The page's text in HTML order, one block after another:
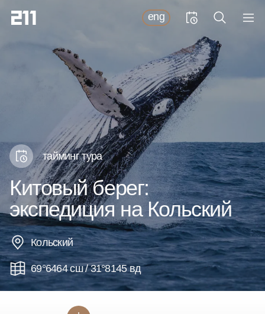
eng
тайминг тура
Китовый берег:
экспедиция на Кольский
Кольский
69°6464 сш / 31°8145 вд